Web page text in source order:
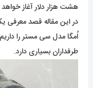
هشت هزار دلار آغاز
در این مقاله قصد معرفی
اُمگا مدل سی مستر را
طرفداران بسیاری دارد.